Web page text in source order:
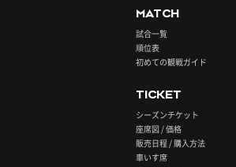
MATCH
試合一覧
順位表
初めての観戦ガイド
TICKET
シーズンチケット
座席図 / 価格
販売日程 / 購入方法
車いす席